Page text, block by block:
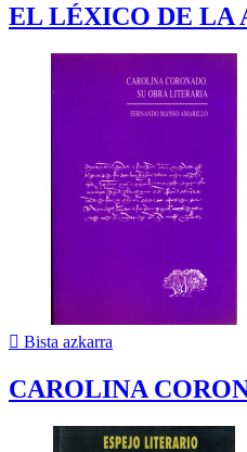
EL LÉXICO DE LA
 Bista azkarra
CAROLINA